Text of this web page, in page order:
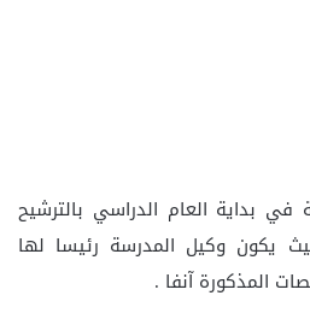
بداية العام الدراسي بالترشيح
يكون وكيل المدرسة رئيسا لها
المذكورة آنفا .